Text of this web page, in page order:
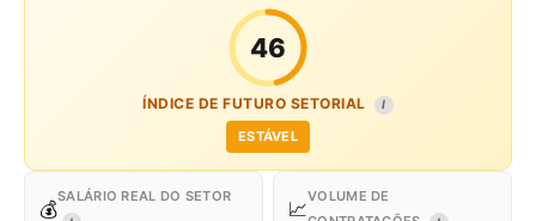
46
ÍNDICE DE FUTURO SETORIAL I
ESTÁVEL
💰
SALÁRIO REAL DO SETOR
📈
VOLUME DE